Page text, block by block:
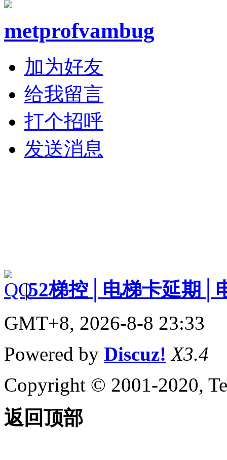
metprofvambug
加为好友
给我留言
打个招呼
发送消息
|52梯控│电梯卡延期│
GMT+8, 2026-8-8 23:33
Powered by Discuz! X3.4
Copyright © 2001-2020,
返回顶部